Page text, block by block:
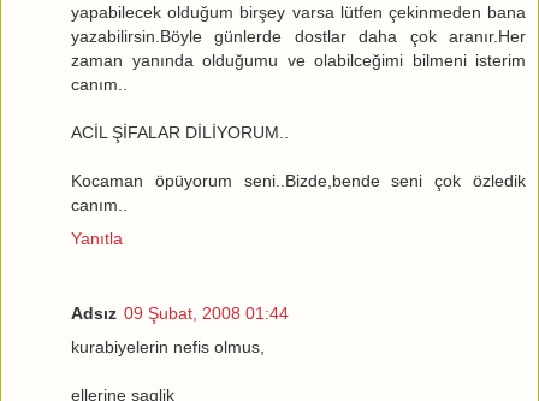
yapabilecek olduğum birşey varsa lütfen çekinmeden bana
yazabilirsin.Böyle günlerde dostlar daha çok aranır.Her
zaman yanında olduğumu ve olabilceğimi bilmeni isterim
canım..
ACİL ŞİFALAR DİLİYORUM..
Kocaman öpüyorum seni..Bizde,bende seni çok özledik
canım..
Yanıtla
Adsız 09 Şubat, 2008 01:44
kurabiyelerin nefis olmus,
ellerine saglik